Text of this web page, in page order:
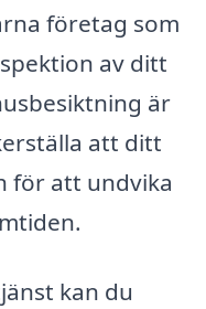
företag som
av ditt
är
att ditt
för att undvika
kan du